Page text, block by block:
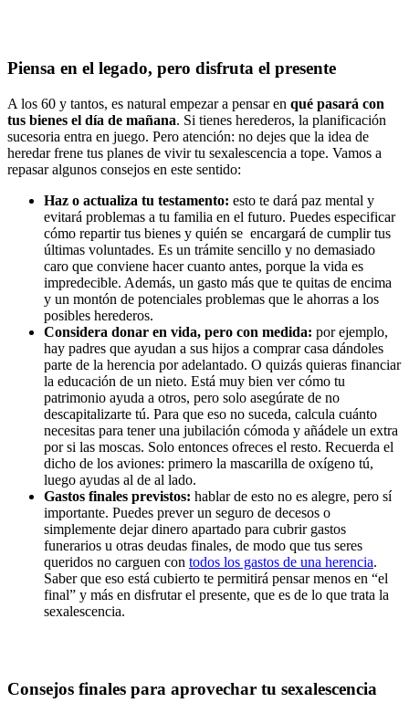
Piensa en el legado, pero disfruta el presente
A los 60 y tantos, es natural empezar a pensar en qué pasará con
tus bienes el día de mañana. Si tienes herederos, la planificación
sucesoria entra en juego. Pero atención: no dejes que la idea de
heredar frene tus planes de vivir tu sexalescencia a tope. Vamos a
repasar algunos consejos en este sentido:
Haz o actualiza tu testamento: esto te dará paz mental y
evitará problemas a tu familia en el futuro. Puedes especificar
cómo repartir tus bienes y quién se encargará de cumplir tus
últimas voluntades. Es un trámite sencillo y no demasiado
caro que conviene hacer cuanto antes, porque la vida es
impredecible. Además, un gasto más que te quitas de encima
y un montón de potenciales problemas que le ahorras a los
posibles herederos.
Considera donar en vida, pero con medida: por ejemplo,
hay padres que ayudan a sus hijos a comprar casa dándoles
parte de la herencia por adelantado. O quizás quieras financiar
la educación de un nieto. Está muy bien ver cómo tu
patrimonio ayuda a otros, pero solo asegúrate de no
descapitalizarte tú. Para que eso no suceda, calcula cuánto
necesitas para tener una jubilación cómoda y añádele un extra
por si las moscas. Solo entonces ofreces el resto. Recuerda el
dicho de los aviones: primero la mascarilla de oxígeno tú,
luego ayudas al de al lado.
Gastos finales previstos: hablar de esto no es alegre, pero sí
importante. Puedes prever un seguro de decesos o
simplemente dejar dinero apartado para cubrir gastos
funerarios u otras deudas finales, de modo que tus seres
queridos no carguen con todos los gastos de una herencia.
Saber que eso está cubierto te permitirá pensar menos en “el
final” y más en disfrutar el presente, que es de lo que trata la
sexalescencia.
Consejos finales para aprovechar tu sexalescencia